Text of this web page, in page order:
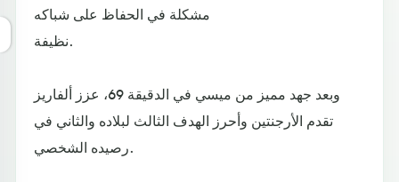
مشكلة في الحفاظ على شباكه
نظيفة.
وبعد جهد مميز من ميسي في الدقيقة 69، عزز ألفاريز
تقدم الأرجنتين وأحرز الهدف الثالث لبلاده والثاني في
رصيده الشخصي.